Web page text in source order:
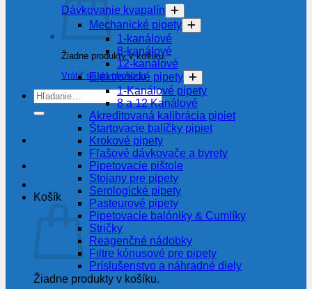
Žiadne produkty v košíku.
Vrátiť sa do obchodu
Hľadať:
Košík
Žiadne produkty v košíku.
Dávkovanie kvapalín
Mechanické pipety
1-kanálové
8-kanálové
12-kanálové
Elektronické pipety
1-Kanálové pipety
8 a 12 Kanálové
Akreditovaná kalibrácia pipiet
Štartovacie balíčky pipiet
Krokové pipety
Fľašové dávkovače a byrety
Pipetovacie pištole
Stojany pre pipety
Serologické pipety
Pasteurové pipety
Pipetovacie balóniky & Cumlíky
Stričky
Reagenčné nádobky
Filtre kónusové pre pipety
Príslušenstvo a náhradné diely